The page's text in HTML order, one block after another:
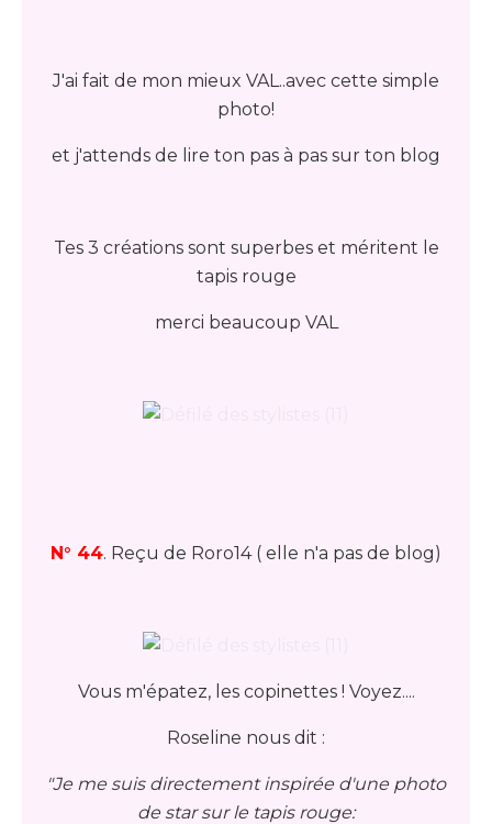
J'ai fait de mon mieux VAL..avec cette simple
photo!
et j'attends de lire ton pas à pas sur ton blog
Tes 3 créations sont superbes et méritent le
tapis rouge
merci beaucoup VAL
N° 44. Reçu de Roro14 ( elle n'a pas de blog)
Vous m'épatez, les copinettes ! Voyez....
Roseline nous dit :
"Je me suis directement inspirée d'une photo
de star sur le tapis rouge: